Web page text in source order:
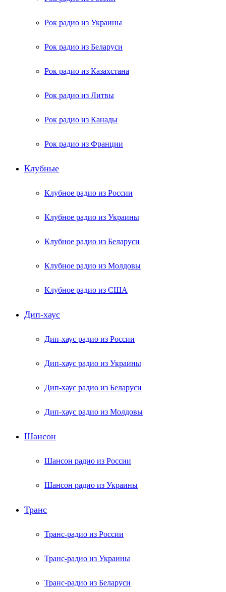
Рок радио из Украины
Рок радио из Беларуси
Рок радио из Казахстана
Рок радио из Литвы
Рок радио из Канады
Рок радио из Франции
Клубные
Клубное радио из России
Клубное радио из Украины
Клубное радио из Беларуси
Клубное радио из Молдовы
Клубное радио из США
Дип-хаус
Дип-хаус радио из России
Дип-хаус радио из Украины
Дип-хаус радио из Беларуси
Дип-хаус радио из Молдовы
Шансон
Шансон радио из России
Шансон радио из Украины
Транс
Транс-радио из России
Транс-радио из Украины
Транс-радио из Беларуси